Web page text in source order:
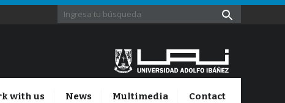
with us News Multimedia Contact